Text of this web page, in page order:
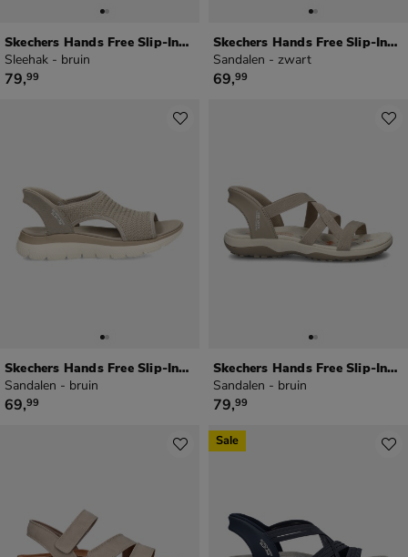
Skechers Hands Free Slip-Ins Pier Lite
Sleehak - bruin
€ 79,99
79,99
Skechers Hands Free Slip-Ins Summits
Sandalen - zwart
€ 69,99
69,99
Skechers Hands Free Slip-Ins Summits
Sandalen - bruin
€ 69,99
69,99
Skechers Hands Free Slip-Ins Reggar Slim
Sandalen - bruin
€ 79,99
79,99
Sale